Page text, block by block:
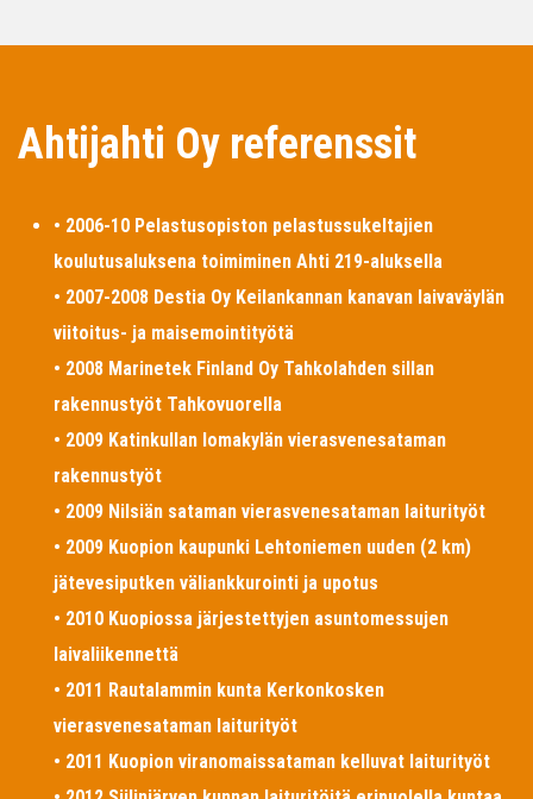
Ahtijahti Oy referenssit
• 2006-10 Pelastusopiston pelastussukeltajien
koulutusaluksena toimiminen Ahti 219-aluksella
• 2007-2008 Destia Oy Keilankannan kanavan laivaväylän
viitoitus- ja maisemointityötä
• 2008 Marinetek Finland Oy Tahkolahden sillan
rakennustyöt Tahkovuorella
• 2009 Katinkullan lomakylän vierasvenesataman
rakennustyöt
• 2009 Nilsiän sataman vierasvenesataman laiturityöt
• 2009 Kuopion kaupunki Lehtoniemen uuden (2 km)
jätevesiputken väliankkurointi ja upotus
• 2010 Kuopiossa järjestettyjen asuntomessujen
laivaliikennettä
• 2011 Rautalammin kunta Kerkonkosken
vierasvenesataman laiturityöt
• 2011 Kuopion viranomaissataman kelluvat laiturityöt